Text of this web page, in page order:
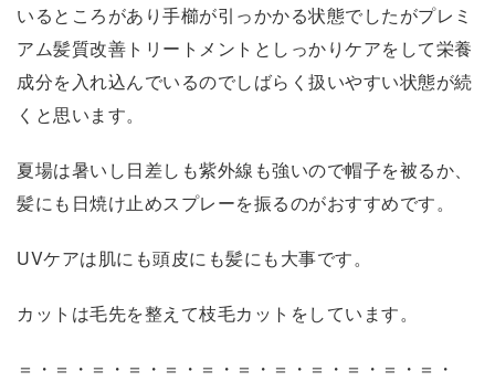
いるところがあり手櫛が引っかかる状態でしたがプレミ
アム髪質改善トリートメントとしっかりケアをして栄養
成分を入れ込んでいるのでしばらく扱いやすい状態が続
くと思います。
夏場は暑いし日差しも紫外線も強いので帽子を被るか、
髪にも日焼け止めスプレーを振るのがおすすめです。
UVケアは肌にも頭皮にも髪にも大事です。
カットは毛先を整えて枝毛カットをしています。
＝・＝・＝・＝・＝・＝・＝・＝・＝・＝・＝・＝・